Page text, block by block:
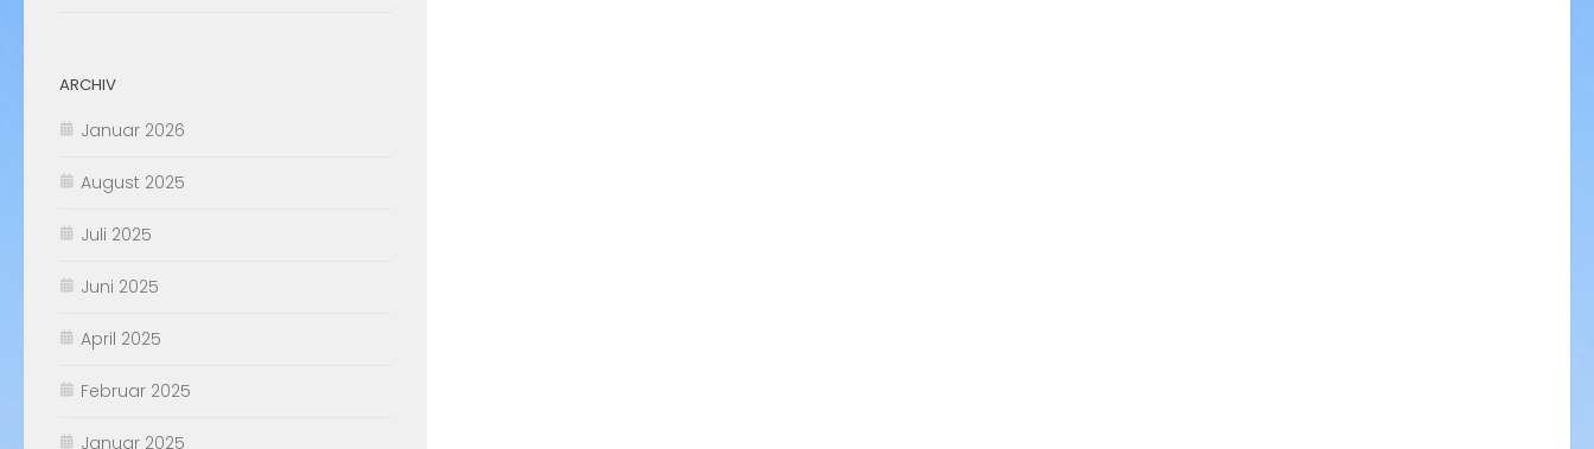
ARCHIV
Januar 2026
August 2025
Juli 2025
Juni 2025
April 2025
Februar 2025
Januar 2025